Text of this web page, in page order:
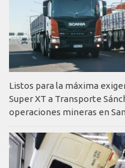
Listos para la máxima
Super XT a Transporte
operaciones mineras en